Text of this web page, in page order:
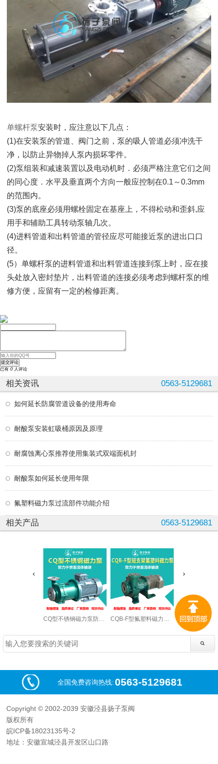
单螺杆泵安装时，应注意以下几点：
(1)在安装泵的管道、阀门之前，泵的吸人管道必须冲洗干
净，以防止异物掉人泵内损坏零件。
(2)泵组装和减速装置以及电动机时．必须严格注意它们之间
的同心度．水平及垂直两个方向一般应控制在0.1～0.3mm
的范围内。
(3)泵的底座必须用螺栓固定在基座上，不得松动和歪斜,应
用手和辅助工具转动泵轴几次。
(4)进料管道和出料管道的管径应尽可能接近泵的进出口口
径。
(5）单螺杆泵的进料管道和出料管道连接到泵上时，应在接
头处放入密封垫片，出料管道的连接必须考虑到螺杆泵的维
修方便，应留有一定的检修距离。
已有 0 人评论
相关资讯 0563-5129681
如何延长防腐管道设备的使用寿命
耐酸泵安装虹吸桶原因及原理
耐腐蚀离心泵推荐使用集装式双端面机封
耐酸泵如何延长使用年限
氟塑料磁力泵过流部件功能介绍
相关产品 0563-5129681
CQ型不锈钢磁力泵防爆酒精泵
全国免费咨询热线:0563-5129681
Copyright © 2002-2039 安徽泾县扬子泵阀
版权所有
皖ICP备18023135号-2
地址：安徽宣城泾县开发区山口路